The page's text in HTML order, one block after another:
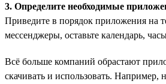
3. Определите необходимые
Приведите в порядок приложения на
мессенджеры, оставьте календарь,
Всё больше компаний обрастают
скачивать и использовать. Например,